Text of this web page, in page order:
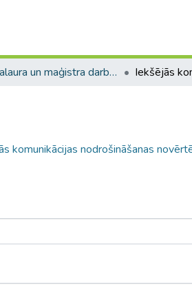
Bakalaura un maģistra darbi (PPMF) / Bachelor's and Master's theses
komunikācijas nodrošināšanas